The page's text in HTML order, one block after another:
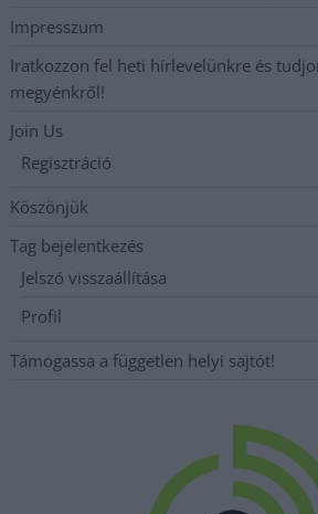
Impresszum
Iratkozzon fel heti hírlevelünkre és
megyénkről!
Join Us
Regisztráció
Köszönjük
Tag bejelentkezés
Jelszó visszaállítása
Profil
Támogassa a független helyi sajtót!